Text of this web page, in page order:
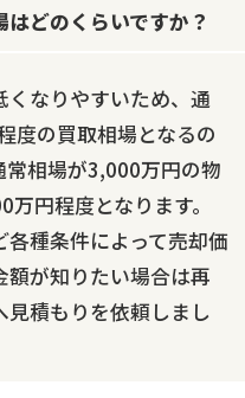
どのくらいですか？
なりやすいため、通
度の買取相場となるの
相場が3,000万円の物
円程度となります。
種条件によって売却価
が知りたい場合は再
積もりを依頼しまし